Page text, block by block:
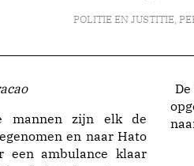
POLITIE EN JUSTITIE,
mannen zijn elk de
en naar Hato
een ambulance klaar